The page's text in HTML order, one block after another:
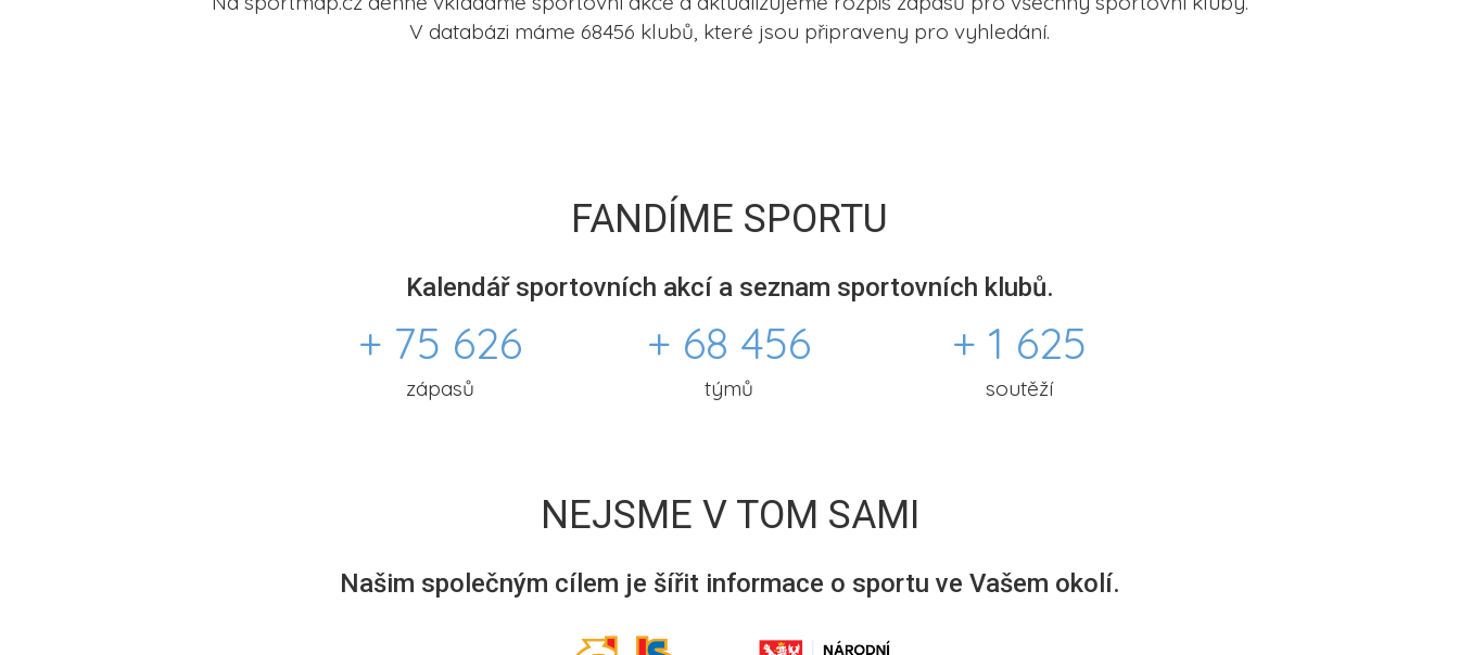
V databázi máme 68456 klubů, které jsou připraveny pro vyhledání.
FANDÍME SPORTU
Kalendář sportovních akcí a seznam sportovních klubů.
+ 75 626
zápasů
+ 68 456
týmů
+ 1 625
soutěží
NEJSME V TOM SAMI
Našim společným cílem je šířit informace o sportu ve Vašem okolí.